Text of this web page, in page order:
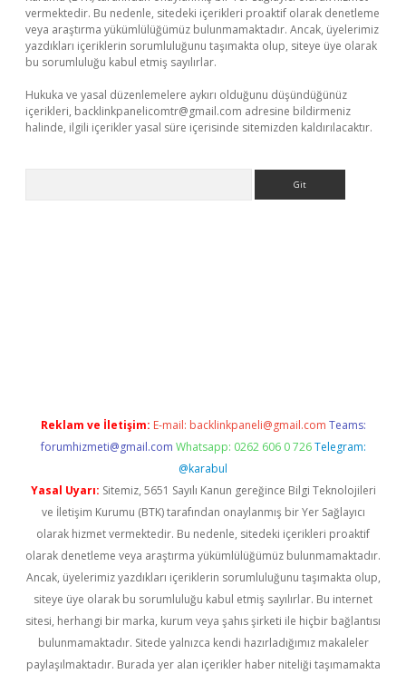
vermektedir. Bu nedenle, sitedeki içerikleri proaktif olarak denetleme
veya araştırma yükümlülüğümüz bulunmamaktadır. Ancak, üyelerimiz
yazdıkları içeriklerin sorumluluğunu taşımakta olup, siteye üye olarak
bu sorumluluğu kabul etmiş sayılırlar.
Hukuka ve yasal düzenlemelere aykırı olduğunu düşündüğünüz
içerikleri, backlinkpanelicomtr@gmail.com adresine bildirmeniz
halinde, ilgili içerikler yasal süre içerisinde sitemizden kaldırılacaktır.
Reklam ve İletişim: E-mail: backlinkpaneli@gmail.com Teams:
forumhizmeti@gmail.com Whatsapp: 0262 606 0 726 Telegram:
@karabul
Yasal Uyarı: Sitemiz, 5651 Sayılı Kanun gereğince Bilgi Teknolojileri
ve İletişim Kurumu (BTK) tarafından onaylanmış bir Yer Sağlayıcı
olarak hizmet vermektedir. Bu nedenle, sitedeki içerikleri proaktif
olarak denetleme veya araştırma yükümlülüğümüz bulunmamaktadır.
Ancak, üyelerimiz yazdıkları içeriklerin sorumluluğunu taşımakta olup,
siteye üye olarak bu sorumluluğu kabul etmiş sayılırlar. Bu internet
sitesi, herhangi bir marka, kurum veya şahıs şirketi ile hiçbir bağlantısı
bulunmamaktadır. Sitede yalnızca kendi hazırladığımız makaleler
paylaşılmaktadır. Burada yer alan içerikler haber niteliği taşımamakta